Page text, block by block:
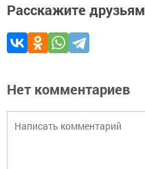
Расскажите друзьям
Нет комментариев